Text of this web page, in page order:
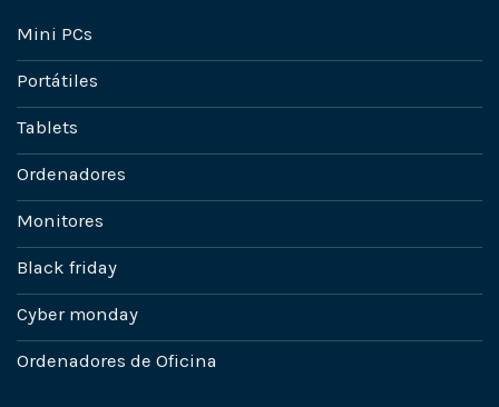
Mini PCs
Portátiles
Tablets
Ordenadores
Monitores
Black friday
Cyber monday
Ordenadores de Oficina